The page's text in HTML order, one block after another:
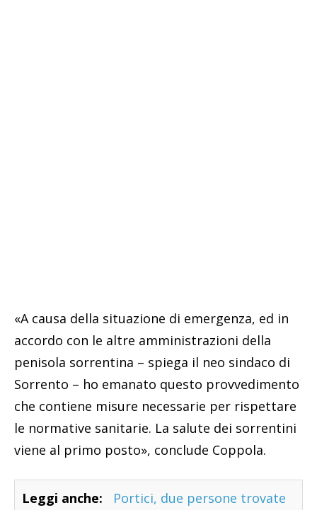
«A causa della situazione di emergenza, ed in
accordo con le altre amministrazioni della
penisola sorrentina – spiega il neo sindaco di
Sorrento – ho emanato questo provvedimento
che contiene misure necessarie per rispettare
le normative sanitarie. La salute dei sorrentini
viene al primo posto», conclude Coppola.
Leggi anche:
Portici, due persone trovate